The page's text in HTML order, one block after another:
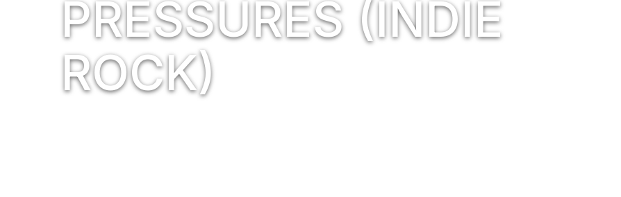
PRESSURES (INDIE
ROCK)